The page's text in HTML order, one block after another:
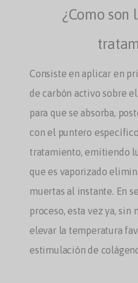
¿Como son
Consiste en aplicar en
de carbón activo sobre
para que se absorba,
con el puntero
tratamiento, emitiendo
que es vaporizado
muertas al instante. En
proceso, esta vez ya,
elevar la temperatura
estimulación de